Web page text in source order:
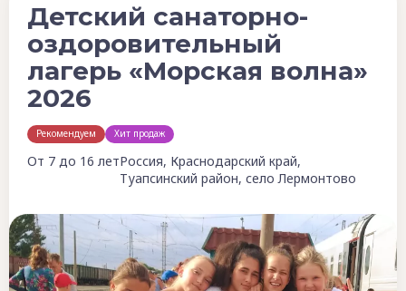
Детский санаторно-
оздоровительный
лагерь «Морская волна»
2026
Рекомендуем Хит продаж
От 7 до 16 летРоссия, Краснодарский край,
Туапсинский район, село Лермонтово